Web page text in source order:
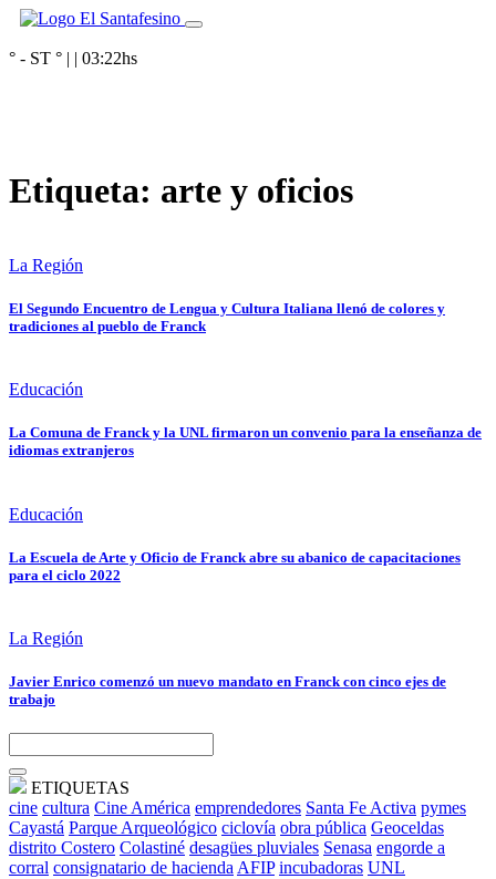
° - ST ° | | 03:22hs
Etiqueta: arte y oficios
La Región
El Segundo Encuentro de Lengua y Cultura Italiana llenó de colores y
tradiciones al pueblo de Franck
Educación
La Comuna de Franck y la UNL firmaron un convenio para la enseñanza de
idiomas extranjeros
Educación
La Escuela de Arte y Oficio de Franck abre su abanico de capacitaciones
para el ciclo 2022
La Región
Javier Enrico comenzó un nuevo mandato en Franck con cinco ejes de
trabajo
ETIQUETAS
cine cultura Cine América emprendedores Santa Fe Activa pymes
Cayastá Parque Arqueológico ciclovía obra pública Geoceldas
distrito Costero Colastiné desagües pluviales Senasa engorde a
corral consignatario de hacienda AFIP incubadoras UNL